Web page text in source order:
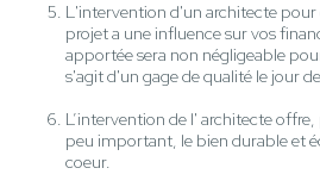
L'intervention d'un architecte pour
projet a une influence sur vos
apportée sera non négligeable
s'agit d'un gage de qualité le jour
L’intervention de l' architecte
peu important, le bien durable et
coeur.